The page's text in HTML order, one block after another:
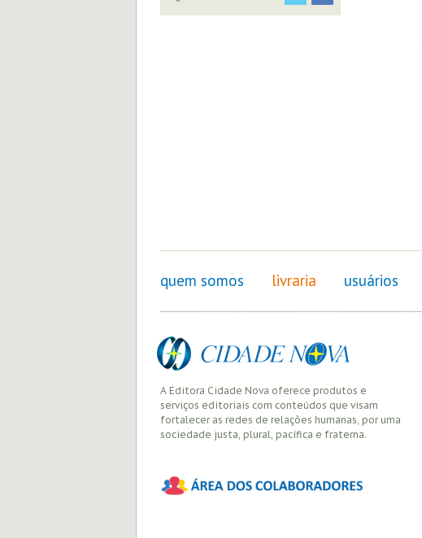
quem somos livraria usuários
A Editora Cidade Nova oferece produtos e
serviços editoriais com conteúdos que visam
fortalecer as redes de relações humanas, por uma
sociedade justa, plural, pacífica e fraterna.